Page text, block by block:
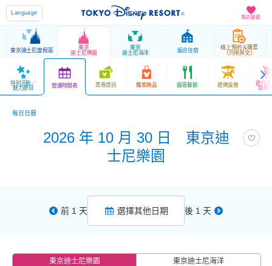
我的最愛
Language
東京迪士尼度假區
東京
迪士尼樂園
東京
迪士尼海洋
飯店住宿
線上預約＆購票
（只用英文）
特別活動／
魅力節目 營運時間表 票券資訊 獨家商品 園區餐飲 遊樂設施 遊行表
娛樂
每日日曆
2026 年 10 月 30 日 東京迪
士尼樂園
前 1 天 選擇其他日期 後 1 天
東京迪士尼樂園 東京迪士尼海洋